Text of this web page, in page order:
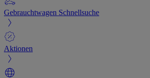
Gebrauchtwagen Schnellsuche
Aktionen